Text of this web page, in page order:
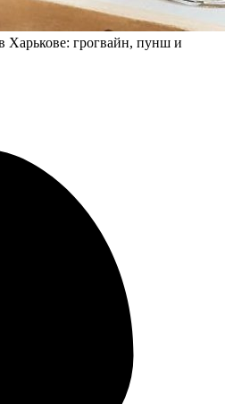
Харькове: грогвайн, пунш и